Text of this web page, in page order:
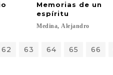
Memorias de un
espíritu
Medina, Alejandro
62 63 64 65 66